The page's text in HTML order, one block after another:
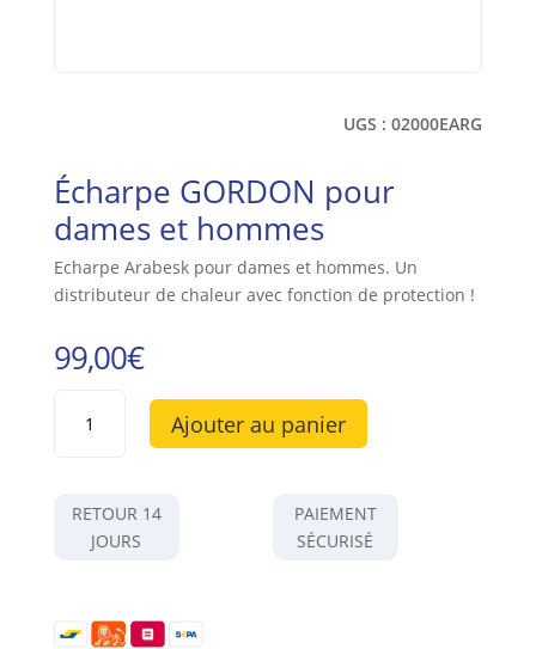
UGS :02000EARG
Écharpe GORDON pour
dames et hommes
Echarpe Arabesk pour dames et hommes. Un
distributeur de chaleur avec fonction de protection !
99,00€
pour
dames
Ajouter au panier
RETOUR 14
JOURS
PAIEMENT
SÉCURISÉ